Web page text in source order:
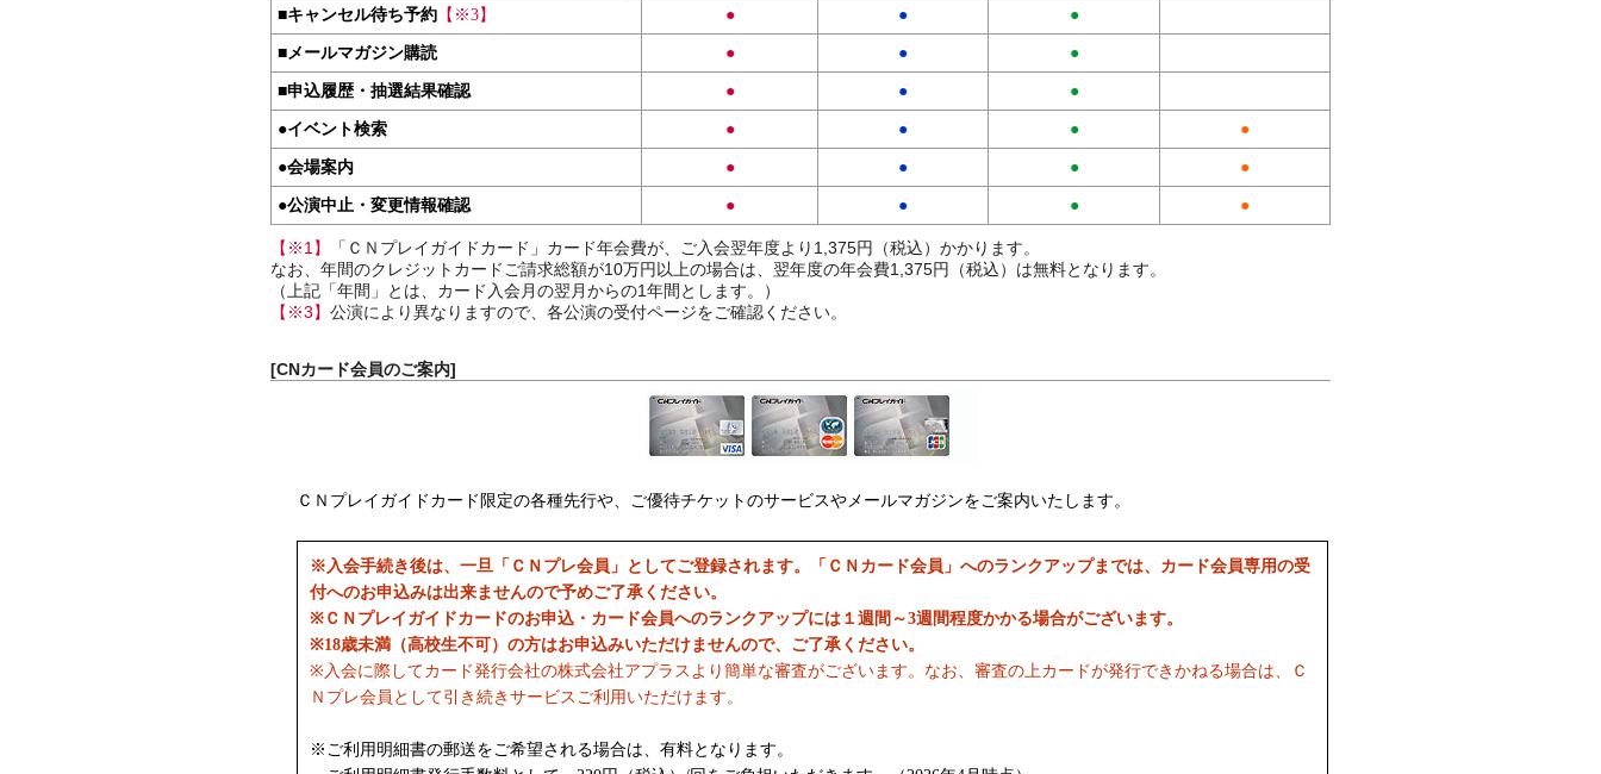
■キャンセル待ち予約 【※3】 ● ● ●
■メールマガジン購読 ● ● ●
■申込履歴・抽選結果確認 ● ● ●
●イベント検索 ● ● ● ●
●会場案内 ● ● ● ●
●公演中止・変更情報確認 ● ● ● ●
【※1】
「ＣＮプレイガイドカード」カード年会費が、ご入会翌年度より1,375円（税込）かかります。
なお、年間のクレジットカードご請求総額が10万円以上の場合は、翌年度の年会費1,375円（税込）は無料となります。
（上記「年間」とは、カード入会月の翌月からの1年間とします。）
【※3】 公演により異なりますので、各公演の受付ページをご確認ください。
[CNカード会員のご案内]
ＣＮプレイガイドカード限定の各種先行や、ご優待チケットのサービスやメールマガジンをご案内いたします。
※入会手続き後は、一旦「ＣＮプレ会員」としてご登録されます。「ＣＮカード会員」へのランクアップまでは、カード会員専用の受
付へのお申込みは出来ませんので予めご了承ください。
※ＣＮプレイガイドカードのお申込・カード会員へのランクアップには１週間～3週間程度かかる場合がございます。
※18歳未満（高校生不可）の方はお申込みいただけませんので、ご了承ください。
※入会に際してカード発行会社の株式会社アプラスより簡単な審査がございます。なお、審査の上カードが発行できかねる場合は、Ｃ
Ｎプレ会員として引き続きサービスご利用いただけます。
※ご利用明細書の郵送をご希望される場合は、有料となります。